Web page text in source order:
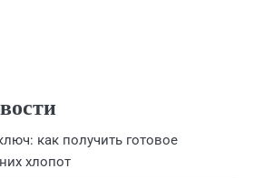
как получить готовое
хлопот